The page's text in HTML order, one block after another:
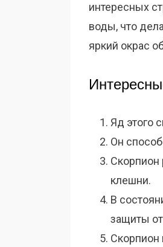
интересных
воды, что
яркий окрас
Яд этого
Он
Скорпион
клешни.
В
защиты
Скорпион